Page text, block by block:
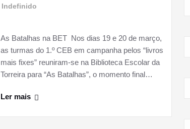
Indefinido
As Batalhas na BET Nos dias 19 e 20 de março,
as turmas do 1.º CEB em campanha pelos “livros
mais fixes” reuniram-se na Biblioteca Escolar da
Torreira para “As Batalhas”, o momento final…
Ler mais